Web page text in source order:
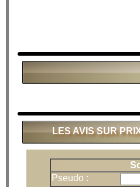
LES AVIS SUR
Pseudo :